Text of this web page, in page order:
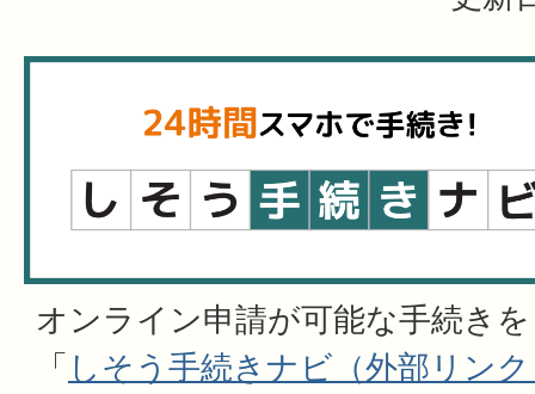
オンライン申請が可能な手続き
「 しそう手続きナビ（外部リン